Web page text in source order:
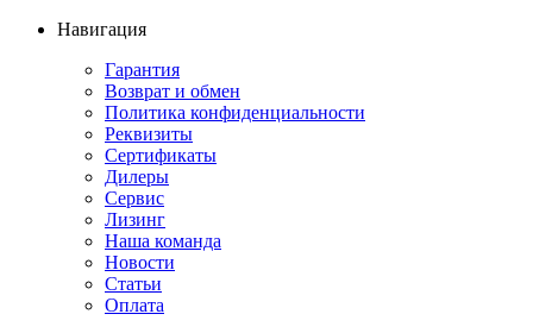
Навигация
Гарантия
Возврат и обмен
Политика конфиденциальности
Реквизиты
Сертификаты
Дилеры
Сервис
Лизинг
Наша команда
Новости
Статьи
Оплата